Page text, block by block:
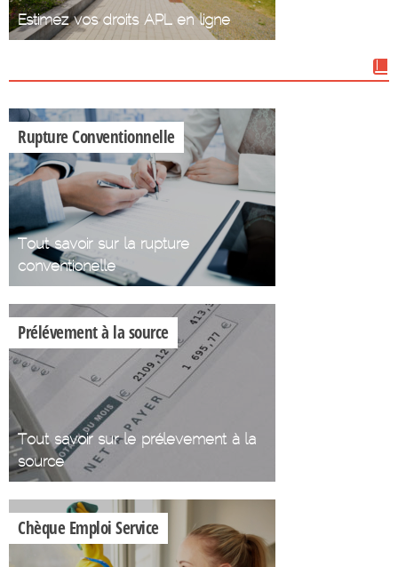
Estimez vos droits APL en ligne
Rupture Conventionnelle
Tout savoir sur la rupture
conventionelle
Prélévement à la source
Tout savoir sur le prélevement à la
source
Chèque Emploi Service